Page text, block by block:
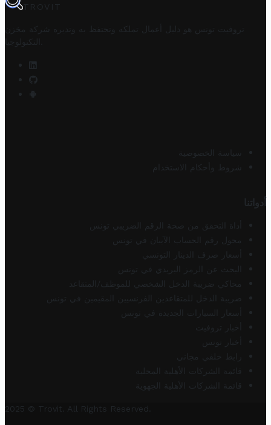
TROVIT
تروفيت تونس هو دليل أعمال تملكه وتحتفظ به وتديره
شركة مخزن
التكنولوجيا
سياسة الخصوصية
شروط وأحكام الاستخدام
أدواتنا
أداة التحقق من صحة الرقم الضريبي تونس
محول رقم الحساب الآيبان في تونس
أسعار صرف الدينار التونسي
البحث عن الرمز البريدي في تونس
محاكي ضريبة الدخل الشخصي للموظف/المتقاعد
ضريبة الدخل للمتقاعدين الفرنسيين المقيمين في تونس
أسعار السيارات الجديدة في تونس
أخبار تروفيت
أخبار تونس
رابط خلفي مجاني
قائمة الشركات الأهلية المحلية
قائمة الشركات الأهلية الجهوية
2025 © Trovit. All Rights Reserved.